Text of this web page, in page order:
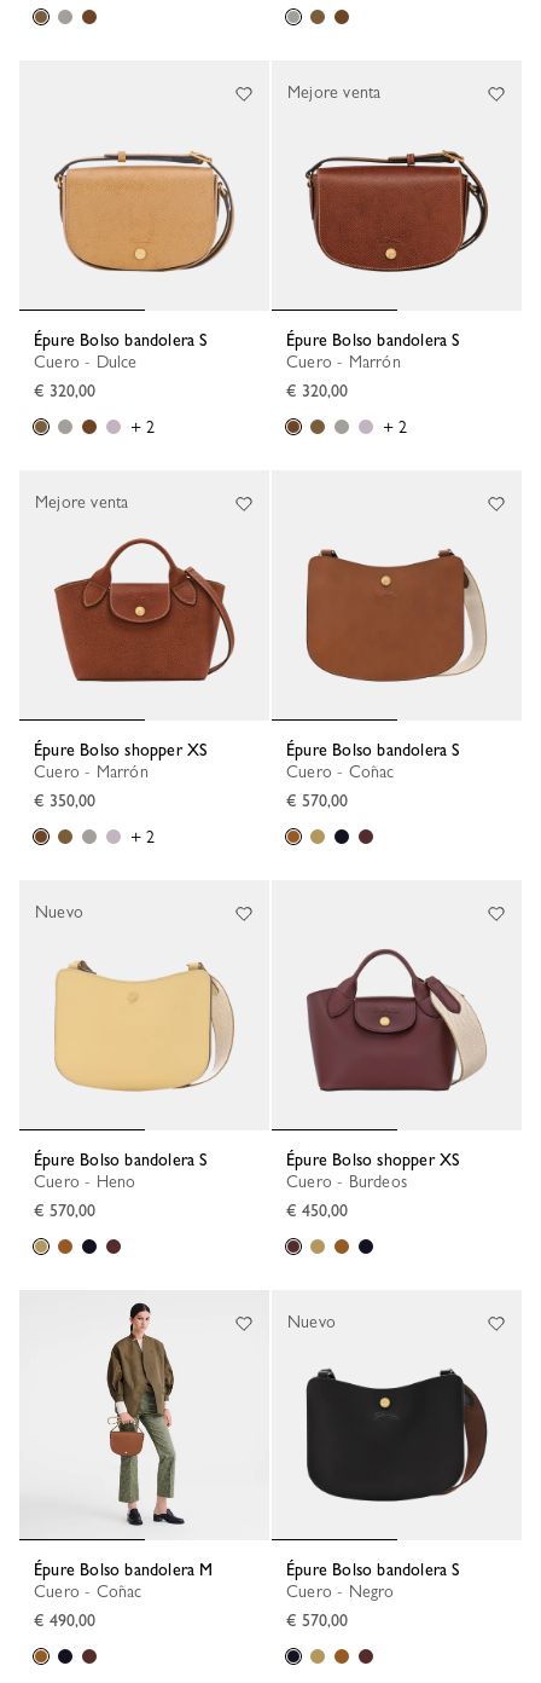
Épure Bolso bandolera S
Cuero - Dulce
€ 320,00
+ 2
Épure Bolso bandolera S
Cuero - Marrón
€ 320,00
+ 2
Mejore venta
Épure Bolso shopper XS
Cuero - Marrón
€ 350,00
+ 2
Mejore venta
Épure Bolso bandolera S
Cuero - Coñac
€ 570,00
Épure Bolso bandolera S
Cuero - Heno
€ 570,00
Nuevo
Épure Bolso shopper XS
Cuero - Burdeos
€ 450,00
Épure Bolso bandolera M
Cuero - Coñac
€ 490,00
Épure Bolso bandolera S
Cuero - Negro
€ 570,00
Nuevo